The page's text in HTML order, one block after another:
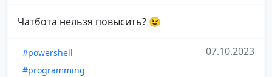
Чатбота нельзя повысить? 😉
#powershell
#programming
07.10.2023